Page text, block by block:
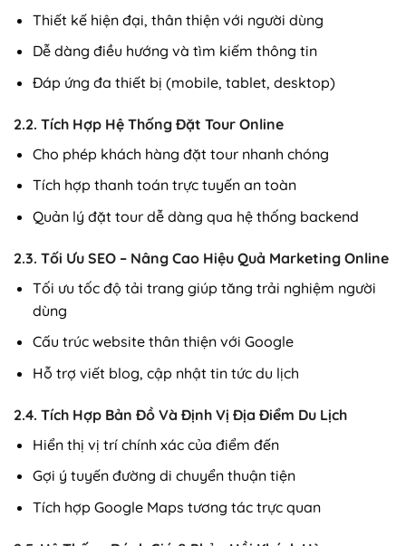
Thiết kế hiện đại, thân thiện với người dùng
Dễ dàng điều hướng và tìm kiếm thông tin
Đáp ứng đa thiết bị (mobile, tablet, desktop)
2.2. Tích Hợp Hệ Thống Đặt Tour Online
Cho phép khách hàng đặt tour nhanh chóng
Tích hợp thanh toán trực tuyến an toàn
Quản lý đặt tour dễ dàng qua hệ thống backend
2.3. Tối Ưu SEO – Nâng Cao Hiệu Quả Marketing Online
Tối ưu tốc độ tải trang giúp tăng trải nghiệm người
dùng
Cấu trúc website thân thiện với Google
Hỗ trợ viết blog, cập nhật tin tức du lịch
2.4. Tích Hợp Bản Đồ Và Định Vị Địa Điểm Du Lịch
Hiển thị vị trí chính xác của điểm đến
Gợi ý tuyến đường di chuyển thuận tiện
Tích hợp Google Maps tương tác trực quan